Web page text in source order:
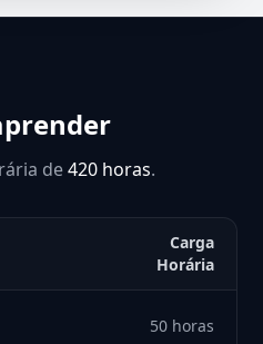
de420 horas.
Carga
Horária
50 horas